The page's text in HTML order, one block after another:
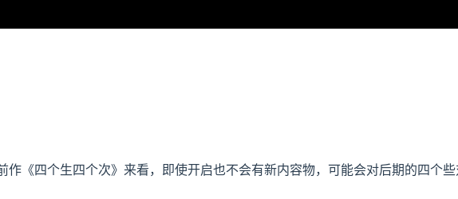
作《四个生四个次》来看，即使开启也不会有新内容物，可能会对后期的四个